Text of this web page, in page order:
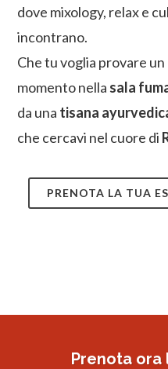
dove mixology, relax e
incontrano.
Che tu voglia provare un
momento nella sala
da una tisana
che cercavi nel cuore di
PRENOTA LA TUA
Prenota ora